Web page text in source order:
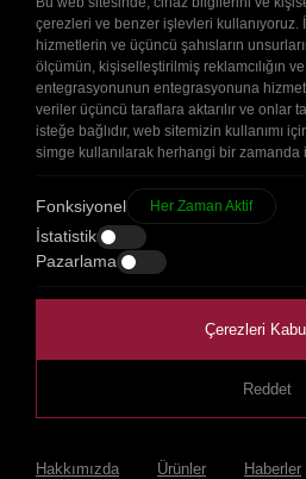
Whatsapp
+90(552) 365 09 01
E-Posta Adresi
info@zerpet.com
Dudullu Osb Mah.
C blok. 307 Sokak No:
TASARIM
İSTANBUL
çerezleri ve benzer işlevleri kullanıyoruz.
hizmetlerin ve üçüncü şahısların
ölçümün, kişiselleştirilmiş reklamcılığın
entegrasyonunun entegrasyonuna
veriler üçüncü taraflara aktarılır ve onlar
isteğe bağlıdır, web sitemizin kullanımı
simge kullanılarak herhangi bir zamanda
Fonksiyonel Her Zaman Aktif
İstatistik
Pazarlama
Çerezleri
Reddet
Hakkımızda Ürünler Haberler